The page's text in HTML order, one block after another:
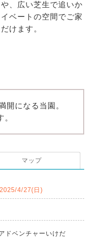
、広い芝生で追いか
ベートの空間でご家
けます。
開になる当園。
マップ
2025/4/27(日)
ドベンチャーいけだ